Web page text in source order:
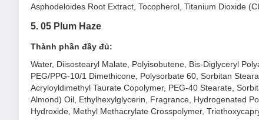
Hiệu ứng “phủ nhiều lớp” son cho đôi môi bóng mượt
lên môi để có được màu son ưng ý nhất và tạo hiệu
Dầu hạt điềuchứa vitamin E, một chất dinh
môi nứt nẻ.
Chiết xuất rễ cây Tri Mẫuhỗ trợ làm dịu da,
Asphodeloides Root Extract, Tocopherol, Titanium Dioxide
5. 05 Plum Haze
Thành phần đầy đủ:
Water, Diisostearyl Malate, Polyisobutene, Bis-Diglyceryl
PEG/PPG-10/1 Dimethicone, Polysorbate 60, Sorbitan
Acryloyldimethyl Taurate Copolymer, PEG-40 Stearate,
Almond) Oil, Ethylhexylglycerin, Fragrance, Hydrogenated
Hydroxide, Methyl Methacrylate Crosspolymer,